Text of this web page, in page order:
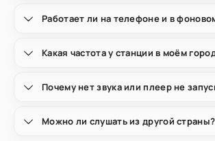
Работает ли на телефоне и в
Какая частота у станции в моём
Почему нет звука или плеер не
Можно ли слушать из другой страны?